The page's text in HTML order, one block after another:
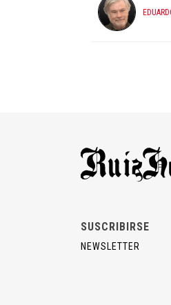
SUSCRIBIRSE
NEWSLETTER